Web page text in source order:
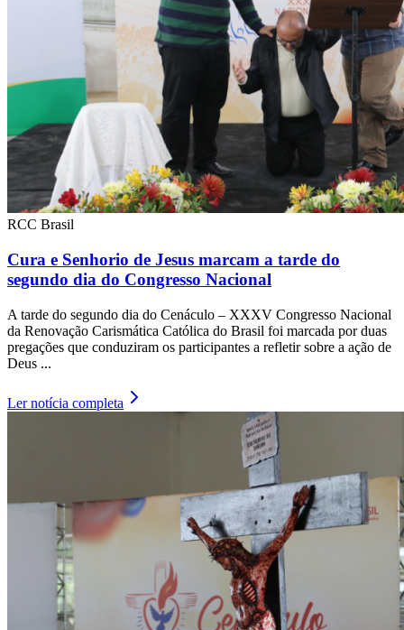
RCC Brasil
Cura e Senhorio de Jesus marcam a tarde do
segundo dia do Congresso Nacional
A tarde do segundo dia do Cenáculo – XXXV Congresso Nacional
da Renovação Carismática Católica do Brasil foi marcada por duas
pregações que conduziram os participantes a refletir sobre a ação de
Deus ...
Ler notícia completa